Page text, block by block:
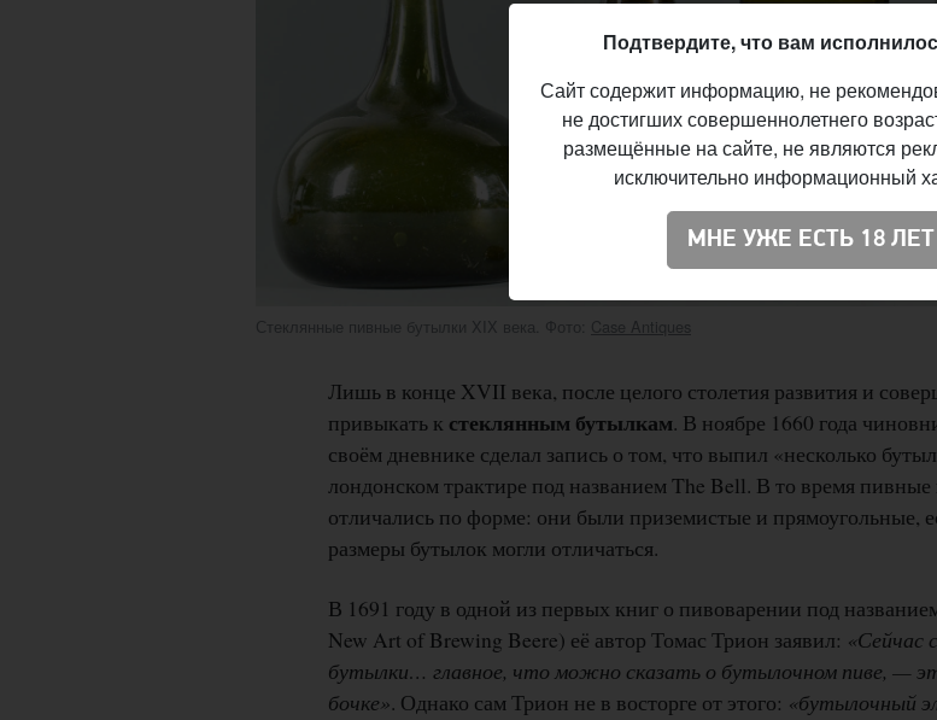
Стеклянные пивные бутылки XIX века. Фото: Case Antiques
Лишь в конце XVII века, после целого столетия развития и
привыкать к стеклянным бутылкам. В ноябре 1660 года
своём дневнике сделал запись о том, что выпил «несколько
лондонском трактире под названием The Bell. В то время
отличались по форме: они были приземистые и прямоугольные,
размеры бутылок могли отличаться.
В 1691 году в одной из первых книг о пивоварении под
New Art of Brewing Beere) её автор Томас Трион заявил: «Сейчас
бутылки… главное, что можно сказать о бутылочном пиве, —
бочке». Однако сам Трион не в восторге от этого: «бутылочный
Подтвердите, что вам
Сайт содержит информацию, не
не достигших совершеннолетнего
размещённые на сайте, не являются
исключительно информационный
МНЕ УЖЕ ЕСТЬ 18 ЛЕТ